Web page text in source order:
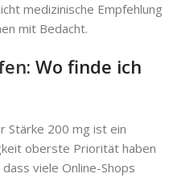
medizinische Empfehlung
mit Bedacht.
: Wo finde ich
Stärke 200 mg ist ein
oberste Priorität haben
viele Online-Shops